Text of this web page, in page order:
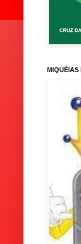
MIQUÉIAS